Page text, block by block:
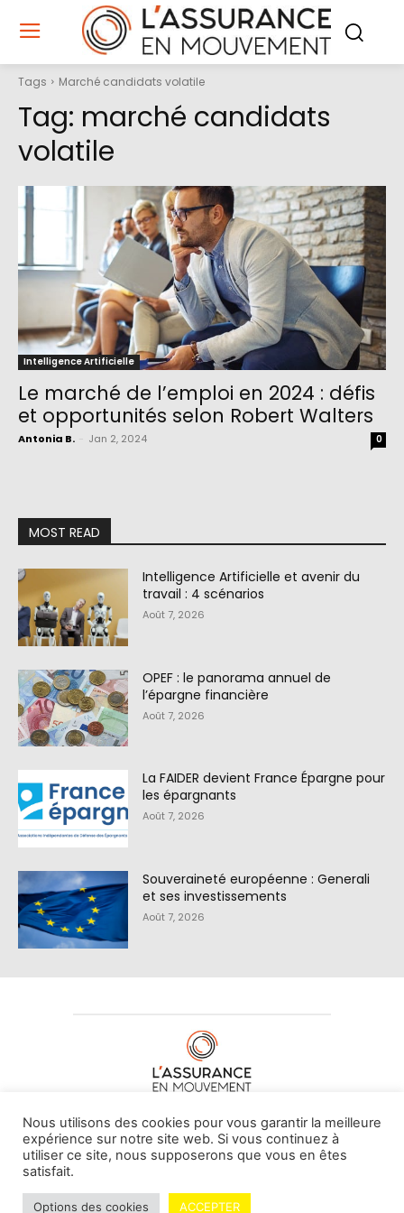
Tags Marché candidats volatile
Tag: marché candidats
volatile
Intelligence Artificielle
Le marché de l’emploi en 2024 : défis
et opportunités selon Robert Walters
Antonia B. Jan 2, 2024 0
MOST READ
Intelligence Artificielle et avenir du
travail : 4 scénarios
Août 7, 2026
OPEF : le panorama annuel de
l’épargne financière
Août 7, 2026
La FAIDER devient France Épargne pour
les épargnants
Août 7, 2026
Souveraineté européenne : Generali
et ses investissements
Août 7, 2026
À PROPOS DE NOUS•CONTACT
© L'assurance en mouvement -By Vovoxx Média
Nous utilisons des cookies pour vous garantir la meilleure
expérience sur notre site web. Si vous continuez à
utiliser ce site, nous supposerons que vous en êtes
satisfait.
Options des cookies ACCEPTER